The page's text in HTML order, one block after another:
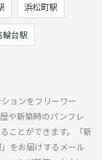
浜松町駅
輪台駅
ョンをフリーワー
や新築時のパンフレ
ことができます。「新
をお届けするメール